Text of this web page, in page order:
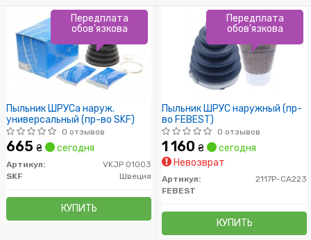
Пыльник ШРУСа наруж.
универсальный (пр-во SKF)
0 отзывов
665 ₴ сегодня
Артикул:
VKJP 01003
SKF
Швеция
КУПИТЬ
Передплата
обов'язкова
Пыльник ШРУС наружный (пр-
во FEBEST)
0 отзывов
1 160 ₴
сегодня
Невозврат
Артикул:
2117P-CA223
FEBEST
КУПИТЬ
Передплата
обов'язкова